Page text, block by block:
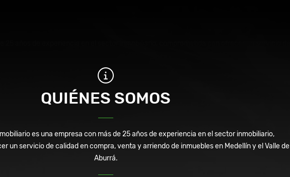
QUIÉNES SOMOS
es una empresa con más de 25 años de experiencia en el sector inmobiliario,
un servicio de calidad en compra, venta y arriendo de inmuebles en Medellín y el Valle de
Aburrá.